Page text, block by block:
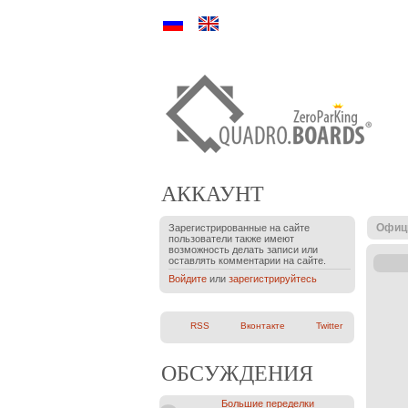
Ру En
АККАУНТ
Зарегистрированные на сайте
пользователи также имеют
возможность делать записи или
оставлять комментарии на сайте.
Войдитеили зарегистрируйтесь
RSS Вконтакте Twitter
ОБСУЖДЕНИЯ
Большие переделки